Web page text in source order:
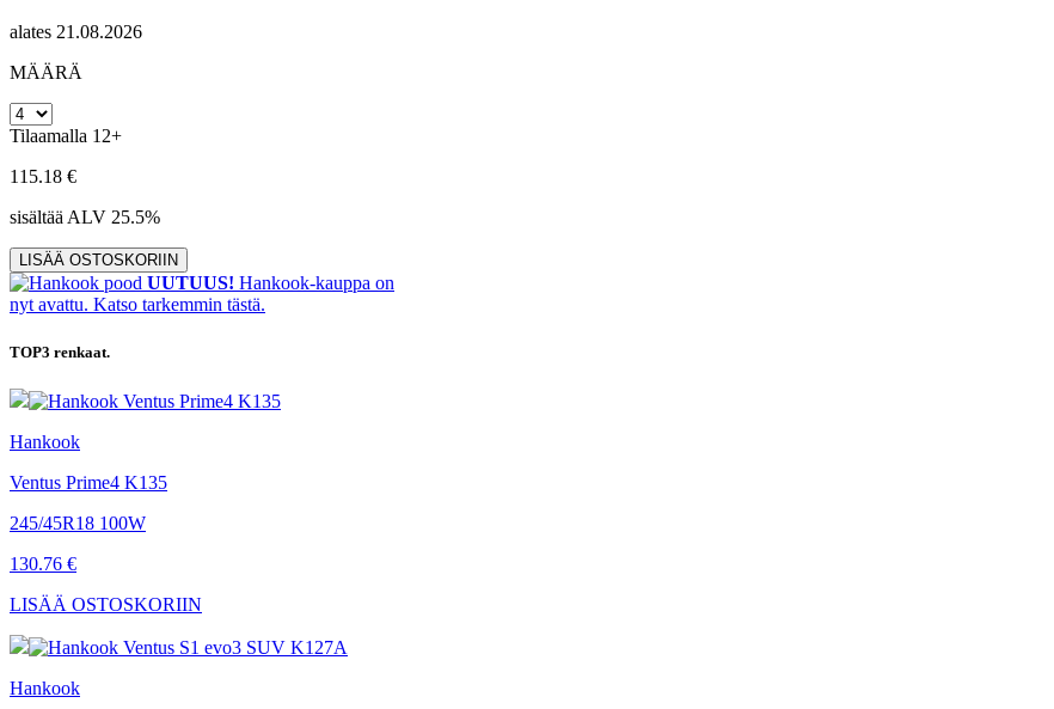
alates 21.08.2026
MÄÄRÄ
Tilaamalla 12+
115.18 €
sisältää ALV 25.5%
UUTUUS! Hankook-kauppa on
nyt avattu. Katso tarkemmin tästä.
TOP3 renkaat.
Hankook
Ventus Prime4 K135
245/45R18 100W
130.76 €
LISÄÄ OSTOSKORIIN
Hankook